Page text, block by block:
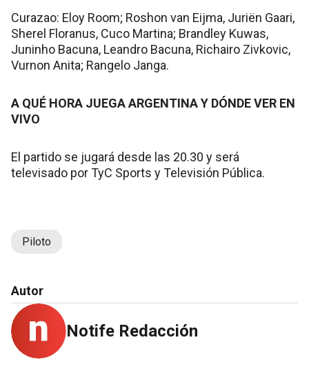
Curazao: Eloy Room; Roshon van Eijma, Juriën Gaari,
Sherel Floranus, Cuco Martina; Brandley Kuwas,
Juninho Bacuna, Leandro Bacuna, Richairo Zivkovic,
Vurnon Anita; Rangelo Janga.
A QUÉ HORA JUEGA ARGENTINA Y DÓNDE VER EN
VIVO
El partido se jugará desde las 20.30 y será
televisado por TyC Sports y Televisión Pública.
Piloto
Autor
Notife Redacción